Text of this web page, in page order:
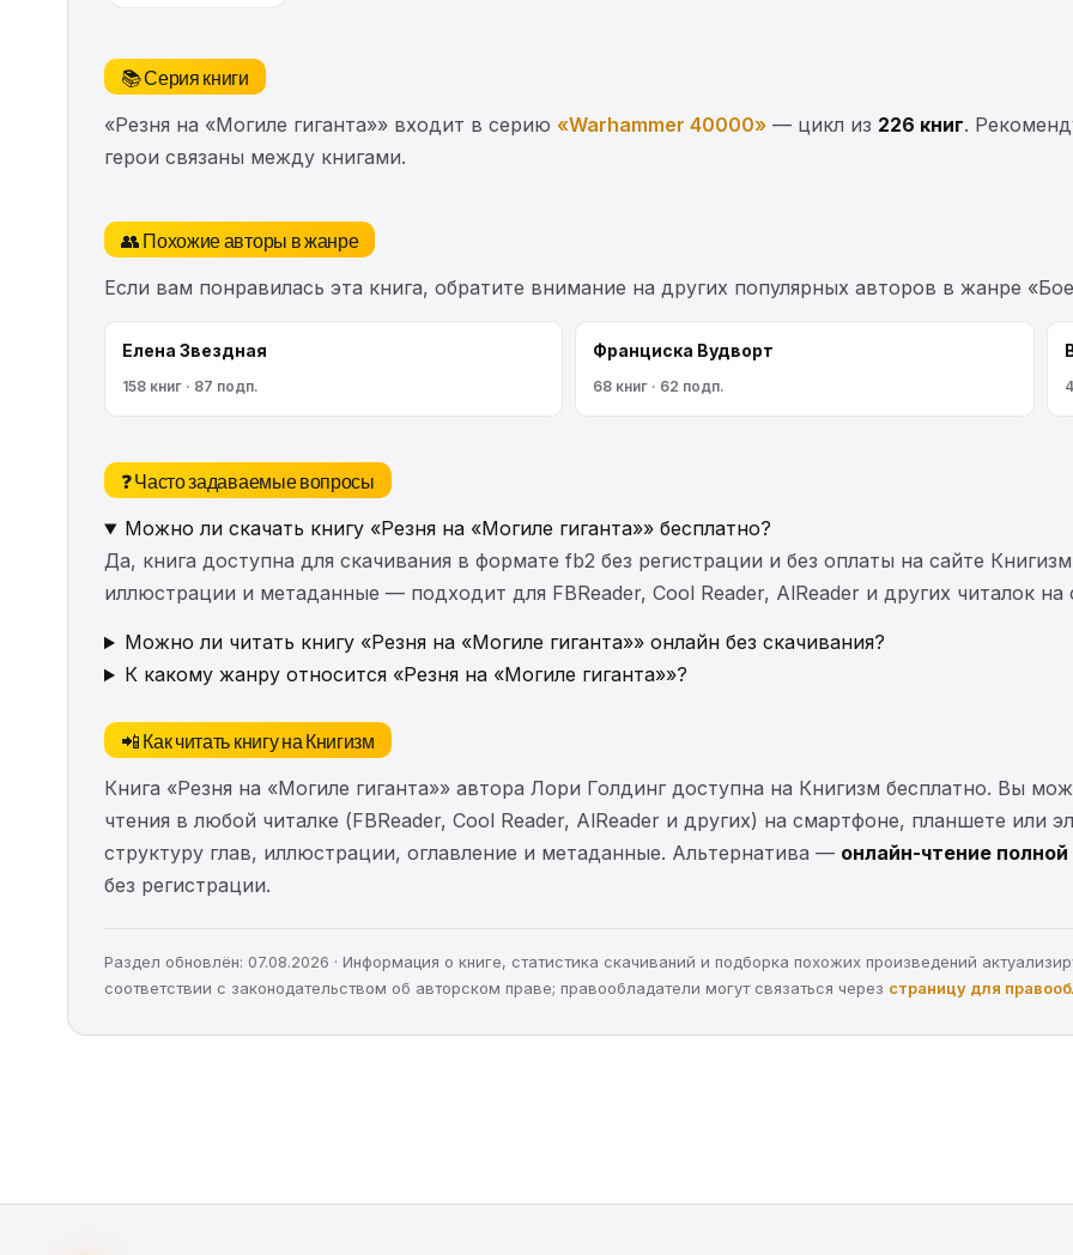
📚 Серия книги
«Резня на «Могиле гиганта»» входит в серию «Warhammer 40000» — цикл из 226 книг.
герои связаны между книгами.
👥 Похожие авторы в жанре
Если вам понравилась эта книга, обратите внимание на других популярных авторов в жанре
Елена Звездная
158 книг · 87 подп.
Франциска Вудворт
68 книг · 62 подп.
❓ Часто задаваемые вопросы
Можно ли скачать книгу «Резня на «Могиле гиганта»» бесплатно?
Да, книга доступна для скачивания в формате fb2 без регистрации и без оплаты на сайте
иллюстрации и метаданные — подходит для FBReader, Cool Reader, AlReader и других читалок
Можно ли читать книгу «Резня на «Могиле гиганта»» онлайн без скачивания?
К какому жанру относится «Резня на «Могиле гиганта»»?
📲 Как читать книгу на Книгизм
Книга «Резня на «Могиле гиганта»» автора Лори Голдинг доступна на Книгизм бесплатно. Вы
чтения в любой читалке (FBReader, Cool Reader, AlReader и других) на смартфоне, планшете или
структуру глав, иллюстрации, оглавление и метаданные. Альтернатива — онлайн-чтение
без регистрации.
Раздел обновлён: 07.08.2026 · Информация о книге, статистика скачиваний и подборка похожих произведений
соответствии с законодательством об авторском праве; правообладатели могут связаться через страницу для